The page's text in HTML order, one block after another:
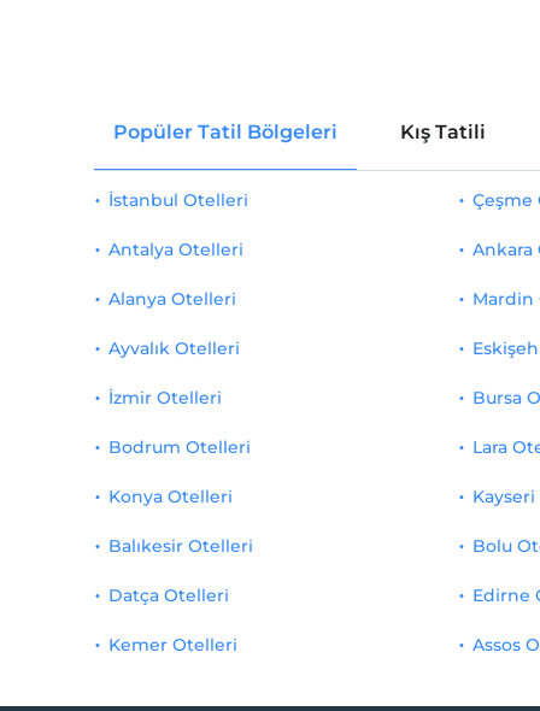
Popüler Tatil Bölgeleri Kış Tatili
İstanbul Otelleri
Antalya Otelleri
Alanya Otelleri
Ayvalık Otelleri
İzmir Otelleri
Çeşme
Ankara
Mardin
Bursa
Bodrum Otelleri
Konya Otelleri
Balıkesir Otelleri
Datça Otelleri
Kemer Otelleri
Lara
Bolu
Edirne
Assos